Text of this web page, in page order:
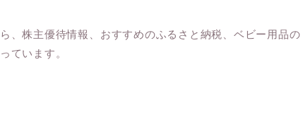
、株主優待情報、おすすめのふるさと納税、ベビー用品の
ています。